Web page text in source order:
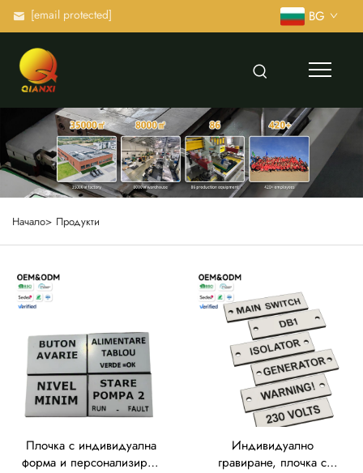
[email protected] BG
Начало> Продукти
Плочка с индивидуална
форма и персонализиран
Индивидуално
гравиране, плочка с